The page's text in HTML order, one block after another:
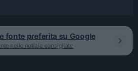
fonte preferita su Google
nelle notizie consigliate